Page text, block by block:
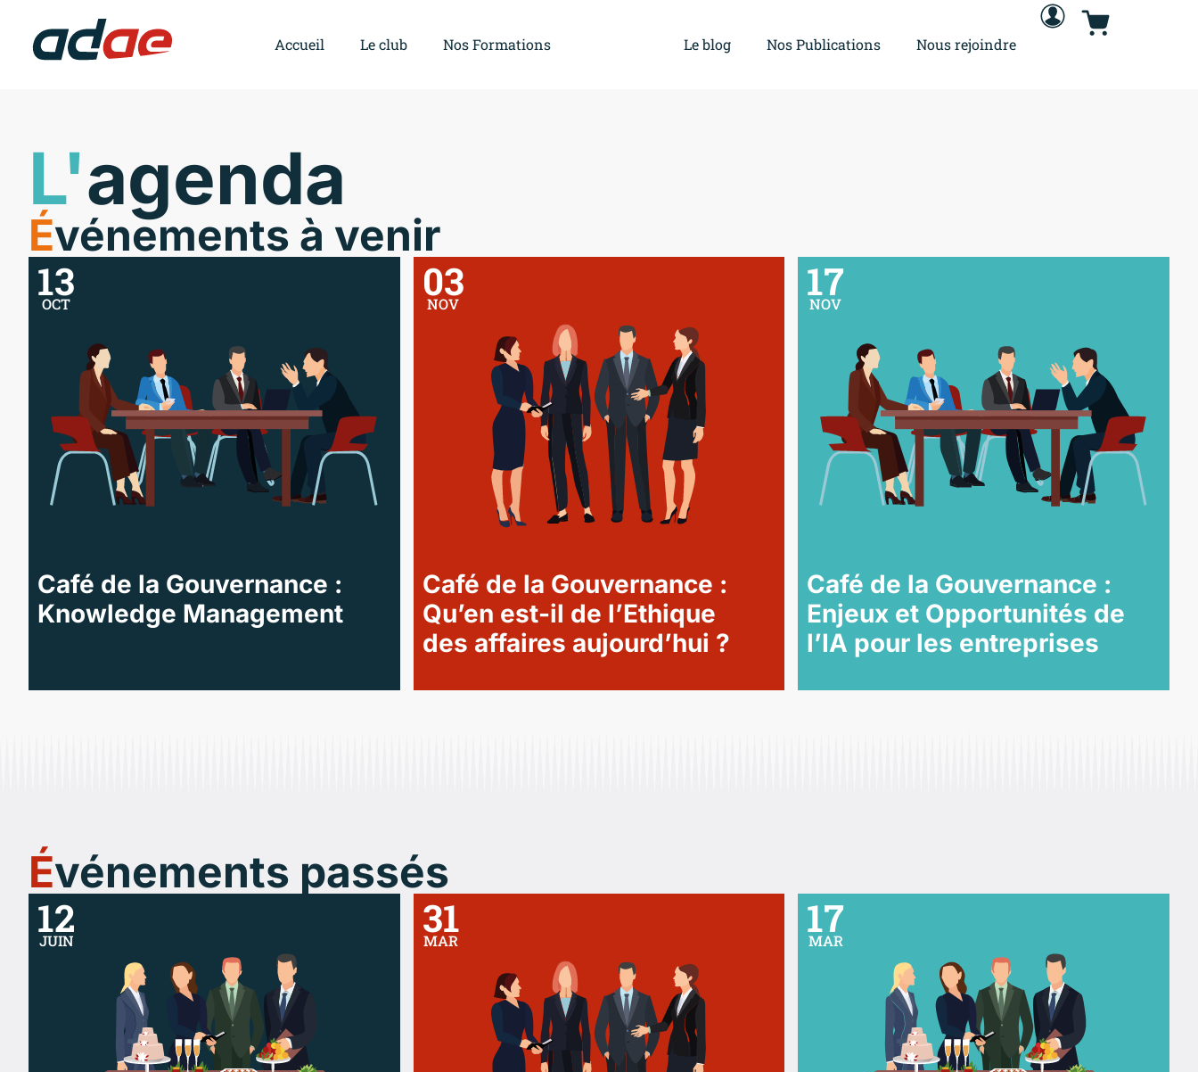
Accueil Le club Nos Formations Le blog Nos Publications Nous rejoindre
L'agenda
Événements à venir
13
OCT
Café de la Gouvernance :
Knowledge Management
03
NOV
Café de la Gouvernance :
Qu’en est-il de l’Ethique
des affaires aujourd’hui ?
17
NOV
Café de la Gouvernance :
Enjeux et Opportunités de
l’IA pour les entreprises
Événements passés
12
JUIN 31
MAR 17
MAR